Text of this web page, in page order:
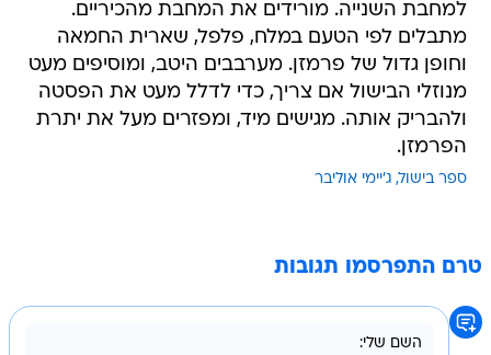
למחבת השנייה. מורידים את המחבת מהכיריים.
מתבלים לפי הטעם במלח, פלפל, שארית החמאה
וחופן גדול של פרמזן. מערבבים היטב, ומוסיפים מעט
מנוזלי הבישול אם צריך, כדי לדלל מעט את הפסטה
ולהבריק אותה. מגישים מיד, ומפזרים מעל את יתרת
הפרמזן.
ספר בישול ג'יימי אוליבר
טרם התפרסמו תגובות